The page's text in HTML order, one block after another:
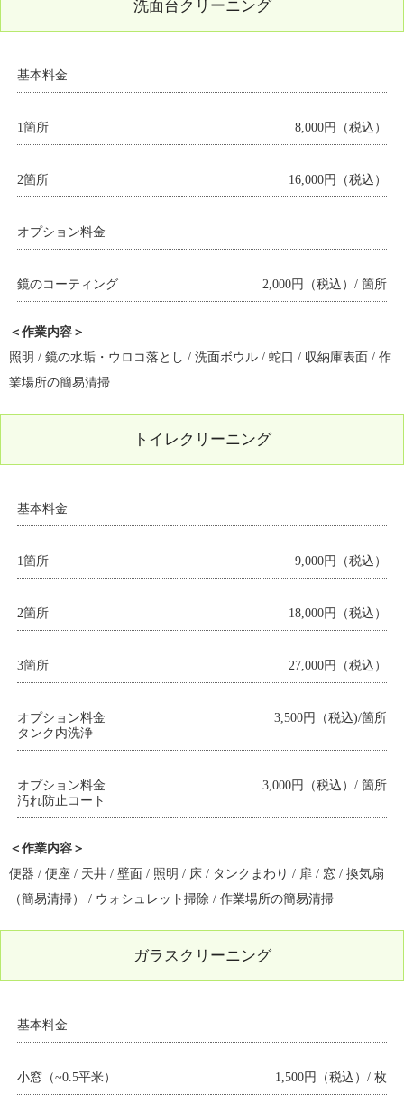
洗面台クリーニング
基本料金
1箇所 8,000円（税込）
2箇所 16,000円（税込）
オプション料金
鏡のコーティング 2,000円（税込）/ 箇所
＜作業内容＞
照明 / 鏡の水垢・ウロコ落とし / 洗面ボウル / 蛇口 / 収納庫表面 / 作
業場所の簡易清掃
トイレクリーニング
基本料金
1箇所 9,000円（税込）
2箇所 18,000円（税込）
3箇所 27,000円（税込）
オプション料金
タンク内洗浄
3,500円（税込)/箇所
オプション料金
汚れ防止コート
3,000円（税込）/ 箇所
＜作業内容＞
便器 / 便座 / 天井 / 壁面 / 照明 / 床 / タンクまわり / 扉 / 窓 / 換気扇
（簡易清掃） / ウォシュレット掃除 / 作業場所の簡易清掃
ガラスクリーニング
基本料金
小窓（~0.5平米） 1,500円（税込）/ 枚